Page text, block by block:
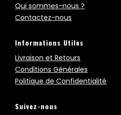
Qui sommes-nous ?
Contactez-nous
Informations Utiles
Livraison et Retours
Conditions Générales
Politique de Confidentialité
Suivez-nous